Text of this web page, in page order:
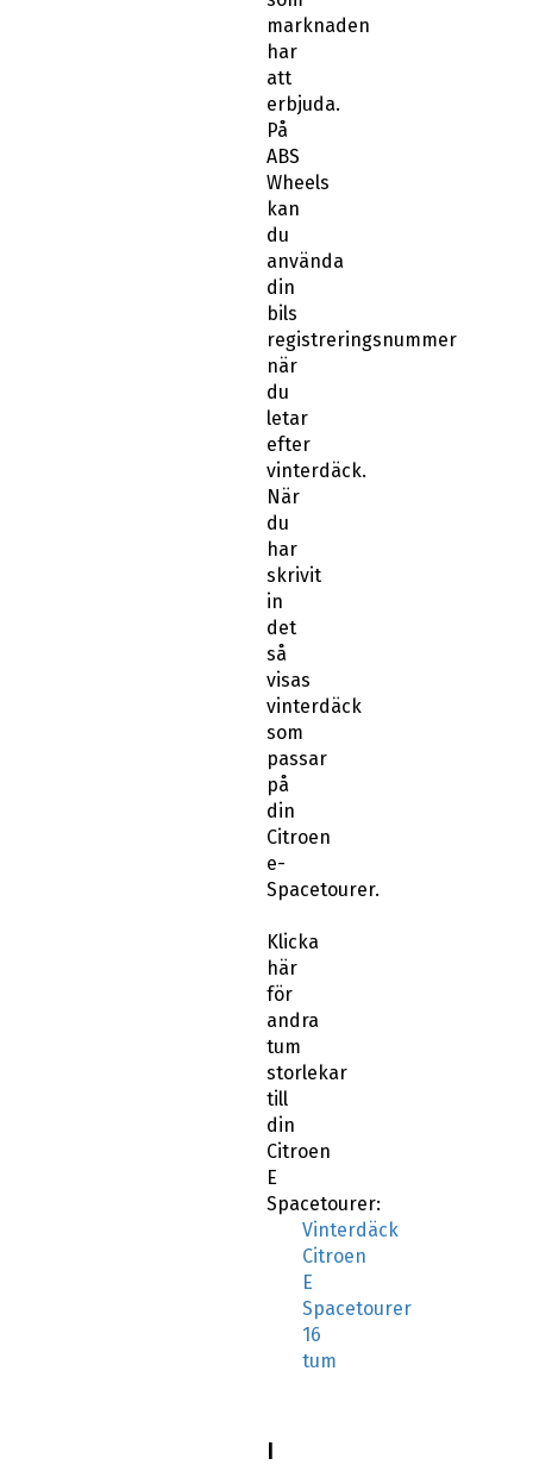
marknaden
har
att
erbjuda.
På
ABS
Wheels
kan
du
använda
din
bils
registreringsnummer
när
du
letar
efter
vinterdäck.
När
du
har
skrivit
in
det
så
visas
vinterdäck
som
passar
på
din
Citroen
e-
Spacetourer.
Klicka
här
för
andra
tum
storlekar
till
din
Citroen
E
Spacetourer:
Vinterdäck
Citroen
E
Spacetourer
16
tum
I